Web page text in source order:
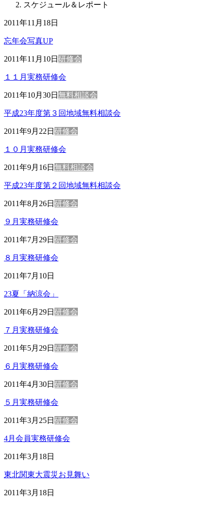
スケジュール＆レポート
2011年11月18日
忘年会写真UP
2011年11月10日 研修会
１１月実務研修会
2011年10月30日 無料相談会
平成23年度第３回地域無料相談会
2011年9月22日 研修会
１０月実務研修会
2011年9月16日 無料相談会
平成23年度第２回地域無料相談会
2011年8月26日 研修会
９月実務研修会
2011年7月29日 研修会
８月実務研修会
2011年7月10日
23夏「納涼会」
2011年6月29日 研修会
７月実務研修会
2011年5月29日 研修会
６月実務研修会
2011年4月30日 研修会
５月実務研修会
2011年3月25日 研修会
4月会員実務研修会
2011年3月18日
東北関東大震災お見舞い
2011年3月18日